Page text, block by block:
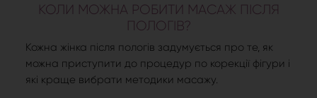
КОЛИ МОЖНА РОБИТИ МАСАЖ ПІСЛЯ
ПОЛОГІВ?
Кожна жінка після пологів задумується про те, як
можна приступити до процедур по корекції фігури і
які краще вибрати методики масажу.